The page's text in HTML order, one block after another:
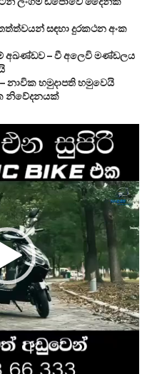
සඳහා දුරකථන අංක
අඛණ්ඩව – වී අලෙවි මණ්ඩලය
නාවික හමුදාපති හමුවෙයි
නිවේදනයක්